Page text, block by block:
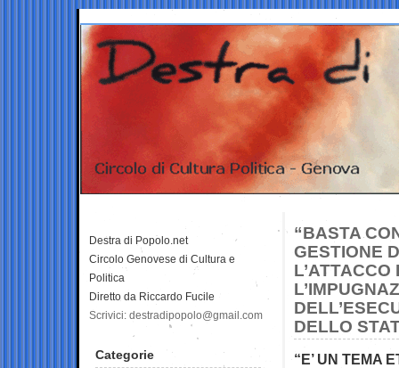
“BASTA
GESTIONE
DELLO
“E’ UN TEMA
Destra di Popolo.net
Circolo Genovese di Cultura e
Politica
Diretto da Riccardo Fucile
Scrivici: destradipopolo@gmail.com
Categorie